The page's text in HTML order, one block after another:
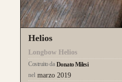
Helios
Longbow Helios
Costruito da Donato Milesi
nel marzo 2019